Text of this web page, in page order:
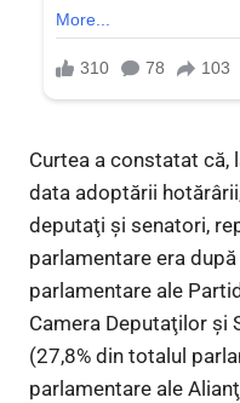
Curtea a constatat că,
data adoptării
deputaţi şi senatori,
parlamentare era
parlamentare ale
Camera Deputaţilor şi
(27,8% din totalul
parlamentare ale